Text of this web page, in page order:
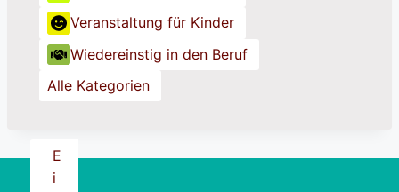
Veranstaltung für Kinder
Wiedereinstig in den Beruf
Alle Kategorien
E
i